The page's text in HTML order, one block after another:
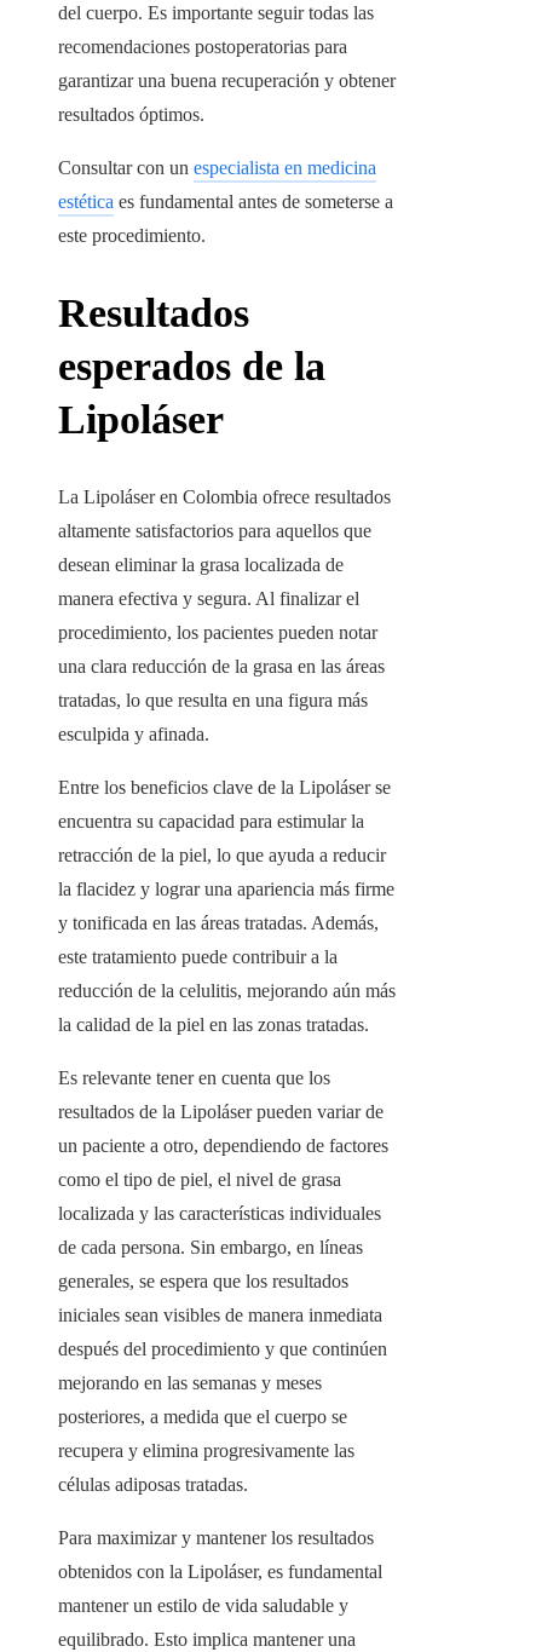
del cuerpo. Es importante seguir todas las
recomendaciones postoperatorias para
garantizar una buena recuperación y obtener
resultados óptimos.
Consultar con un especialista en medicina
estética es fundamental antes de someterse a
este procedimiento.
Resultados
esperados de la
Lipoláser
La Lipoláser en Colombia ofrece resultados
altamente satisfactorios para aquellos que
desean eliminar la grasa localizada de
manera efectiva y segura. Al finalizar el
procedimiento, los pacientes pueden notar
una clara reducción de la grasa en las áreas
tratadas, lo que resulta en una figura más
esculpida y afinada.
Entre los beneficios clave de la Lipoláser se
encuentra su capacidad para estimular la
retracción de la piel, lo que ayuda a reducir
la flacidez y lograr una apariencia más firme
y tonificada en las áreas tratadas. Además,
este tratamiento puede contribuir a la
reducción de la celulitis, mejorando aún más
la calidad de la piel en las zonas tratadas.
Es relevante tener en cuenta que los
resultados de la Lipoláser pueden variar de
un paciente a otro, dependiendo de factores
como el tipo de piel, el nivel de grasa
localizada y las características individuales
de cada persona. Sin embargo, en líneas
generales, se espera que los resultados
iniciales sean visibles de manera inmediata
después del procedimiento y que continúen
mejorando en las semanas y meses
posteriores, a medida que el cuerpo se
recupera y elimina progresivamente las
células adiposas tratadas.
Para maximizar y mantener los resultados
obtenidos con la Lipoláser, es fundamental
mantener un estilo de vida saludable y
equilibrado. Esto implica mantener una